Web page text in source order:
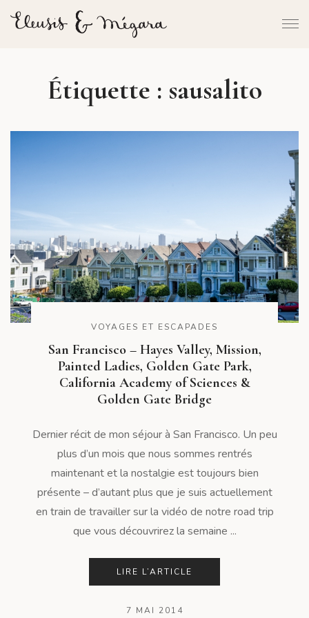
Étiquette : sausalito
VOYAGES ET ESCAPADES
San Francisco – Hayes Valley, Mission,
Painted Ladies, Golden Gate Park,
California Academy of Sciences &
Golden Gate Bridge
Dernier récit de mon séjour à San Francisco. Un peu
plus d’un mois que nous sommes rentrés
maintenant et la nostalgie est toujours bien
présente – d’autant plus que je suis actuellement
en train de travailler sur la vidéo de notre road trip
que vous découvrirez la semaine ...
LIRE L’ARTICLE
7 MAI 2014